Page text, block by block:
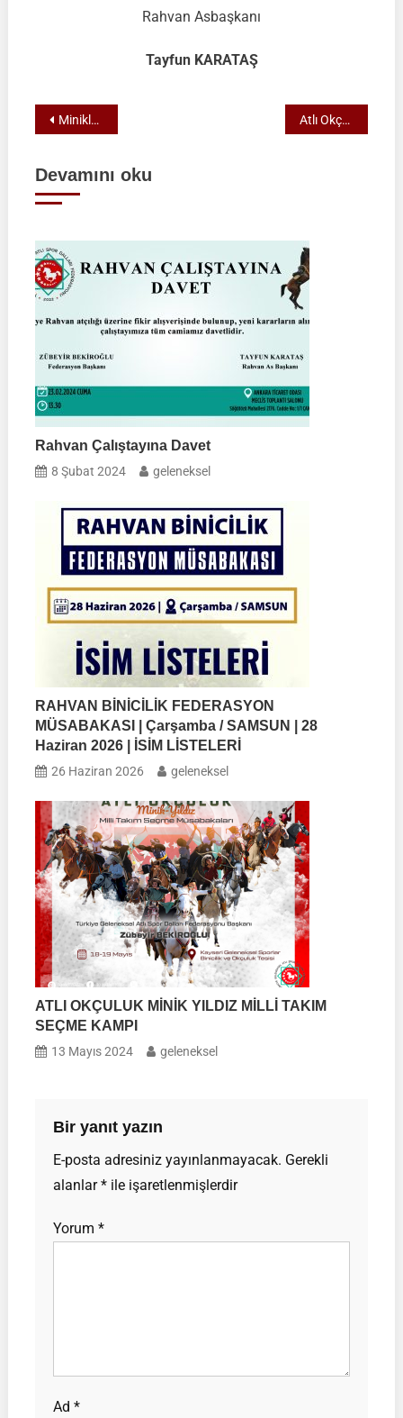
Rahvan Asbaşkanı
Tayfun KARATAŞ
Yazı
Minikler ve Yıldızlar Atlı Okçuluk Türkiye Milli Takım Seçme Müsabakaları Atlı Okçuluk 2024 Sezonu Hakkında
Devamını oku
Rahvan Çalıştayına Davet
8 Şubat 2024 geleneksel
RAHVAN BİNİCİLİK FEDERASYON
MÜSABAKASI | Çarşamba / SAMSUN | 28
Haziran 2026 | İSİM LİSTELERİ
26 Haziran 2026 geleneksel
ATLI OKÇULUK MİNİK YILDIZ MİLLİ TAKIM
SEÇME KAMPI
13 Mayıs 2024 geleneksel
Bir yanıt yazın
E-posta adresiniz yayınlanmayacak. Gerekli
alanlar*ile işaretlenmişlerdir
Yorum *
Ad *